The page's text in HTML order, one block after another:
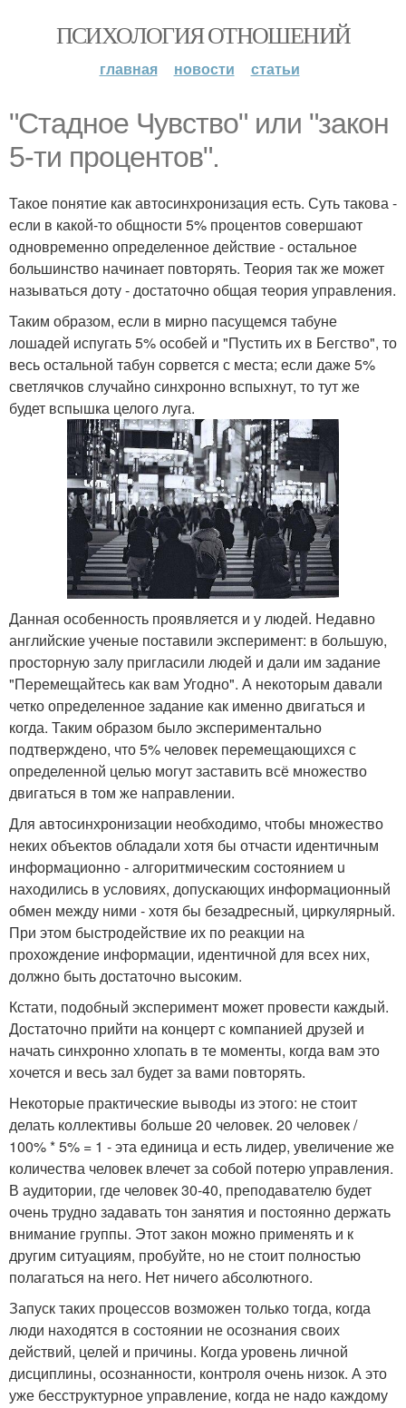
ПСИХОЛОГИЯ ОТНОШЕНИЙ
главная новости статьи
"Стадное Чувство" или "закон
5-ти процентов".
Такое понятие как автосинхронизация есть. Суть такова -
если в какой-то общности 5% процентов совершают
одновременно определенное действие - остальное
большинство начинает повторять. Теория так же может
называться доту - достаточно общая теория управления.
Таким образом, если в мирно пасущемся табуне
лошадей испугать 5% особей и "Пустить их в Бегство", то
весь остальной табун сорвется с места; если даже 5%
светлячков случайно синхронно вспыхнут, то тут же
будет вспышка целого луга.
Данная особенность проявляется и у людей. Недавно
английские ученые поставили эксперимент: в большую,
просторную залу пригласили людей и дали им задание
"Перемещайтесь как вам Угодно". А некоторым давали
четко определенное задание как именно двигаться и
когда. Таким образом было экспериментально
подтверждено, что 5% человек перемещающихся с
определенной целью могут заставить всё множество
двигаться в том же направлении.
Для автосинхронизации необходимо, чтобы множество
неких объектов обладали хотя бы отчасти идентичным
информационно - алгоритмическим состоянием u
находились в условиях, допускающих информационный
обмен между ними - хотя бы безадресный, циркулярный.
При этом быстродействие их по реакции на
прохождение информации, идентичной для всех них,
должно быть достаточно высоким.
Кстати, подобный эксперимент может провести каждый.
Достаточно прийти на концерт с компанией друзей и
начать синхронно хлопать в те моменты, когда вам это
хочется и весь зал будет за вами повторять.
Некоторые практические выводы из этого: не стоит
делать коллективы больше 20 человек. 20 человек /
100% * 5% = 1 - эта единица и есть лидер, увеличение же
количества человек влечет за собой потерю управления.
В аудитории, где человек 30-40, преподавателю будет
очень трудно задавать тон занятия и постоянно держать
внимание группы. Этот закон можно применять и к
другим ситуациям, пробуйте, но не стоит полностью
полагаться на него. Нет ничего абсолютного.
Запуск таких процессов возможен только тогда, когда
люди находятся в состоянии не осознания своих
действий, целей и причины. Когда уровень личной
дисциплины, осознанности, контроля очень низок. А это
уже бесструктурное управление, когда не надо каждому